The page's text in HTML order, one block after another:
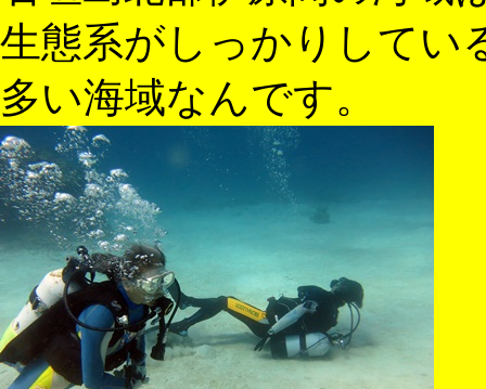
生態系がしっかりしてい
多い海域なんです。